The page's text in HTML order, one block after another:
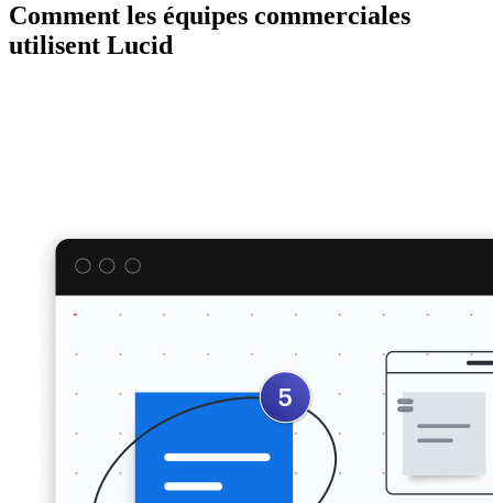
Comment les équipes commerciales
utilisent Lucid